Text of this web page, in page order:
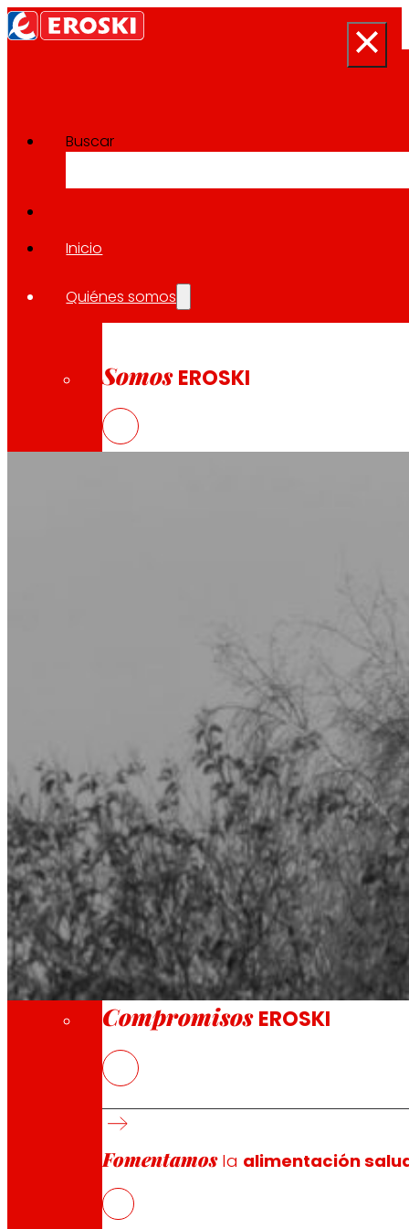
Buscar
Inicio
Quiénes somos
Somos EROSKI
Cooperativa
Somos por y para las personas. Descubre
Fundación
A través de nuestra Fundación
Compromisos
Compromisos EROSKI
Fomentamosla alimentación
Sala de prensa
Volver a todas las noticias
05.10.2023
EROSKI inaugura un nuevo
Los alimentos frescos, especialmente las
El establecimiento cuenta con una plantilla
EROSKI mantiene el ritmo de aperturas